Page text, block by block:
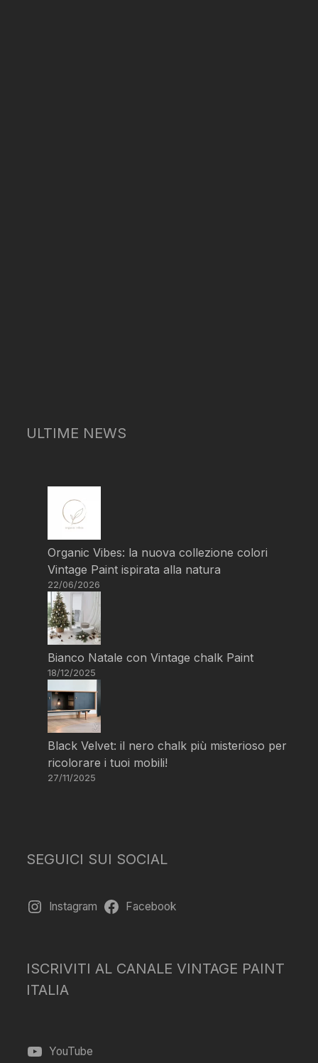
ULTIME NEWS
Organic Vibes: la nuova collezione colori
Vintage Paint ispirata alla natura
22/06/2026
Bianco Natale con Vintage chalk Paint
18/12/2025
Black Velvet: il nero chalk più misterioso per
ricolorare i tuoi mobili!
27/11/2025
SEGUICI SUI SOCIAL
Instagram Facebook
ISCRIVITI AL CANALE VINTAGE PAINT
ITALIA
YouTube